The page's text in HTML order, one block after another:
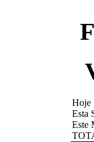
Hoje
Esta
Este